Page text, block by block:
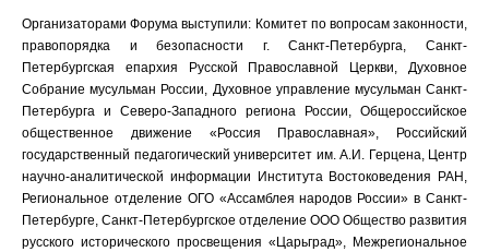
Организаторами Форума выступили: Комитет по вопросам законности,
правопорядка и безопасности г. Санкт-Петербурга, Санкт-
Петербургская епархия Русской Православной Церкви, Духовное
Собрание мусульман России, Духовное управление мусульман Санкт-
Петербурга и Северо-Западного региона России, Общероссийское
общественное движение «Россия Православная», Российский
государственный педагогический университет им. А.И. Герцена, Центр
научно-аналитической информации Института Востоковедения РАН,
Региональное отделение ОГО «Ассамблея народов России» в Санкт-
Петербурге, Санкт-Петербургское отделение ООО Общество развития
русского исторического просвещения «Царьград», Межрегиональное